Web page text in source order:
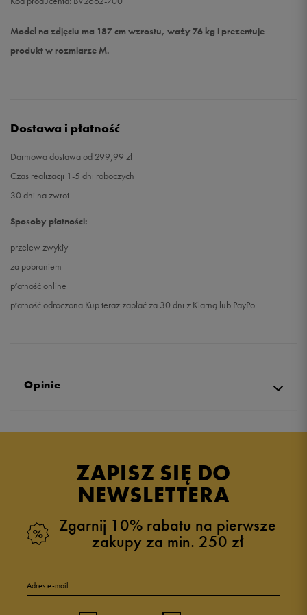
Model na zdjęciu ma 187 cm wzrostu, waży 76 kg i prezentuje
produkt w rozmiarze M.
Dostawa i płatność
Darmowa dostawa od 299,99 zł
Czas realizacji 1-5 dni roboczych
30 dni na zwrot
Sposoby płatności:
przelew zwykły
za pobraniem
płatność online
płatność odroczona Kup teraz zapłać za 30 dni z Klarną lub PayPo
Opinie
5.0
zebranych i zweryfikowanych przez
4 4%
ZAPISZ SIĘ DO
NEWSLETTERA
Zgarnij 10% rabatu na pierwsze
zakupy za min. 250 zł
Adres e-mail